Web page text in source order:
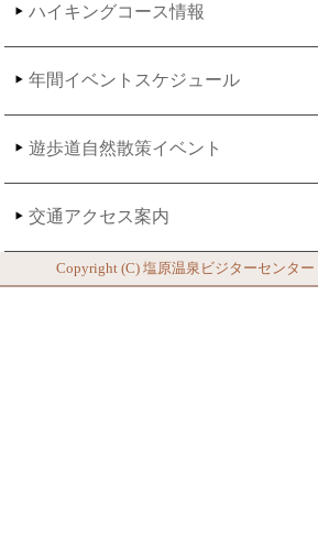
ハイキングコース情報
年間イベントスケジュール
遊歩道自然散策イベント
交通アクセス案内
Copyright (C)塩原温泉ビジターセンター